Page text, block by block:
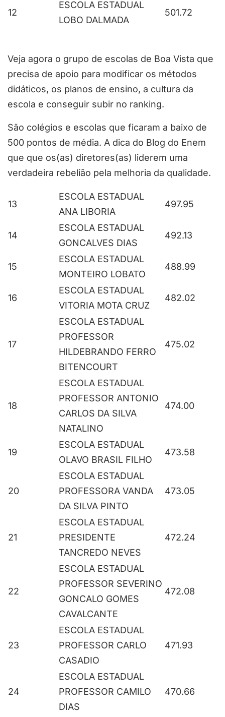
12
ESCOLA ESTADUAL
LOBO DALMADA
501.72
Veja agora o grupo de escolas de Boa Vista que
precisa de apoio para modificar os métodos
didáticos, os planos de ensino, a cultura da
escola e conseguir subir no ranking.
São colégios e escolas que ficaram a baixo de
500 pontos de média. A dica do Blog do Enem
que que os(as) diretores(as) liderem uma
verdadeira rebelião pela melhoria da qualidade.
13
ESCOLA ESTADUAL
ANA LIBORIA
497.95
14
ESCOLA ESTADUAL
GONCALVES DIAS
492.13
15
ESCOLA ESTADUAL
MONTEIRO LOBATO
488.99
16
ESCOLA ESTADUAL
VITORIA MOTA CRUZ
482.02
17
ESCOLA ESTADUAL
PROFESSOR
HILDEBRANDO FERRO
BITENCOURT
475.02
18
ESCOLA ESTADUAL
PROFESSOR ANTONIO
CARLOS DA SILVA
NATALINO
474.00
19
ESCOLA ESTADUAL
OLAVO BRASIL FILHO
473.58
20
ESCOLA ESTADUAL
PROFESSORA VANDA
DA SILVA PINTO
473.05
21
ESCOLA ESTADUAL
PRESIDENTE
TANCREDO NEVES
472.24
22
ESCOLA ESTADUAL
PROFESSOR SEVERINO
GONCALO GOMES
CAVALCANTE
472.08
23
ESCOLA ESTADUAL
PROFESSOR CARLO
CASADIO
471.93
24
ESCOLA ESTADUAL
PROFESSOR CAMILO
DIAS
470.66